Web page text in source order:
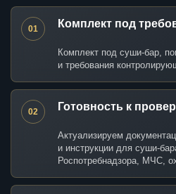
01 Комплект под
Комплект под суши-бар,
и требования
02 Готовность к
Актуализируем
и инструкции для суши-
Роспотребнадзора, МЧС,